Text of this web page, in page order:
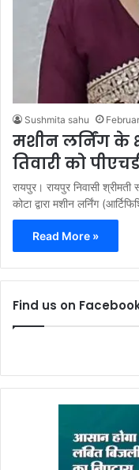
Sushmita sahu
मशीन लर्निंग के
तिवारी को
रायपुर। रायपुर निवासी श्रीमती
कोटा द्वारा मशीन लर्निंग
Read More »
Find us on